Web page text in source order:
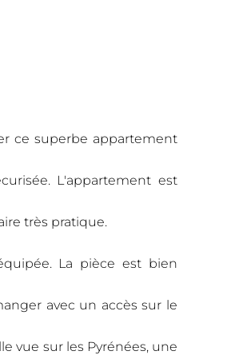
ce superbe appartement
L'appartement est
très pratique.
La pièce est bien
avec un accès sur le
vue sur les Pyrénées, une